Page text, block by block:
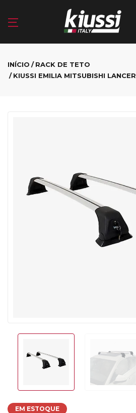
INÍCIO
RACK DE TETO
KIUSSI EMILIA MITSUBISHI LANCER
EM ESTOQUE